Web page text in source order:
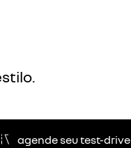
agende seu test-drive